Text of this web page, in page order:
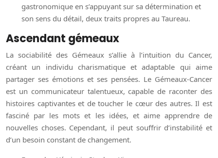
gastronomique en s’appuyant sur sa détermination et
son sens du détail, deux traits propres au Taureau.
Ascendant gémeaux
La sociabilité des Gémeaux s’allie à l’intuition du Cancer,
créant un individu charismatique et adaptable qui aime
partager ses émotions et ses pensées. Le Gémeaux-Cancer
est un communicateur talentueux, capable de raconter des
histoires captivantes et de toucher le cœur des autres. Il est
fasciné par les mots et les idées, et aime apprendre de
nouvelles choses. Cependant, il peut souffrir d’instabilité et
d’un besoin constant de changement.